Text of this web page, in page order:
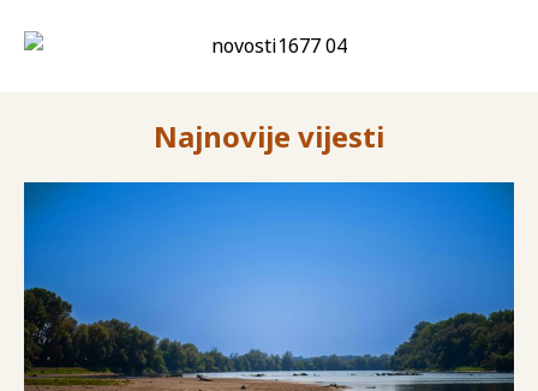
Najnovije vijesti